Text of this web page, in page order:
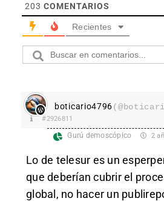
203 COMENTARIOS
Recientes
boticario4796
#2926811
Gurú demoscópico 2
Lo de telesur es un
que deberían cubrir el
global, no hacer un